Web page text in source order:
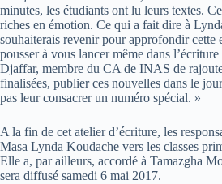
minutes, les étudiants ont lu leurs textes.
riches en émotion. Ce qui a fait dire à
souhaiterais revenir pour approfondir cette
pousser à vous lancer même dans
Djaffar, membre du CA de INAS de
finalisées, publier ces nouvelles dans le
pas leur consacrer un numéro spécial. »
A la fin de cet atelier d’écriture, les
Masa Lynda Koudache vers les classes
Elle a, par ailleurs, accordé à Tamazgha
sera diffusé samedi 6 mai 2017.